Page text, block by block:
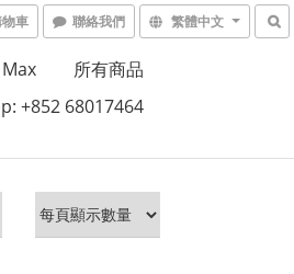
車 聯絡我們 繁體中文
所有商品
+852 68017464